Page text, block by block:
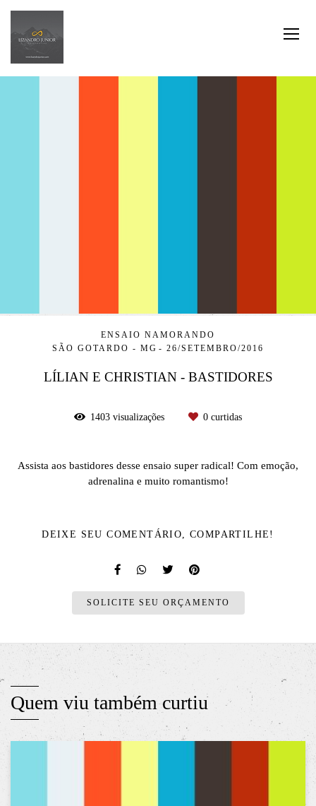
ENSAIO NAMORANDO
SÃO GOTARDO - MG
26/SETEMBRO/2016
LÍLIAN E CHRISTIAN - BASTIDORES
1403 visualizações 0 curtidas
Assista aos bastidores desse ensaio super radical! Com emoção,
adrenalina e muito romantismo!
DEIXE SEU COMENTÁRIO, COMPARTILHE!
SOLICITE SEU ORÇAMENTO
Quem viu também curtiu